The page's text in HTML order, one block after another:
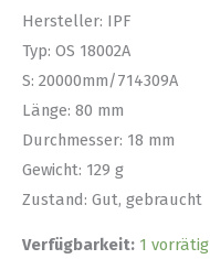
Hersteller: IPF
Typ: OS 18002A
S: 20000mm/714309A
Länge: 80 mm
Durchmesser: 18 mm
Gewicht: 129 g
Zustand: Gut, gebraucht
Verfügbarkeit: 1 vorrätig